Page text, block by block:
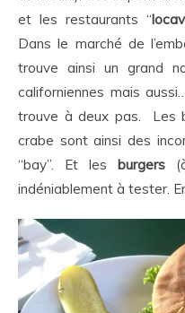
et les restaurants “
Dans le marché de
trouve ainsi un grand
californiennes mais
trouve à deux pas. Les
crabe sont ainsi des
“bay”. Et les burgers
indéniablement à tester.